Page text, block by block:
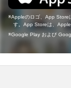
Appleのロゴ、App Store
す。App Storeは、Apple
Google Play および